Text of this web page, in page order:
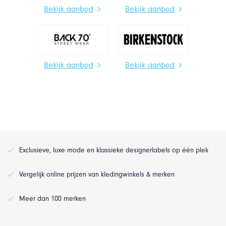
Bekijk aanbod Bekijk aanbod
Bekijk aanbod Bekijk aanbod
Exclusieve, luxe mode en klassieke designerlabels op één plek
Vergelijk online prijzen van kledingwinkels & merken
Meer dan 100 merken